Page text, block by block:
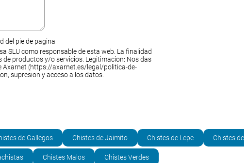
del pie de pagina
SLU como responsable de esta web. La finalidad
productos y/o servicios. Legitimacion: Nos das
Axarnet (https://axarnet.es/legal/politica-de-
supresion y acceso a los datos.
de Gallegos Chistes de Jaimito Chistes de Lepe Chistes de
Chistes Malos Chistes Verdes